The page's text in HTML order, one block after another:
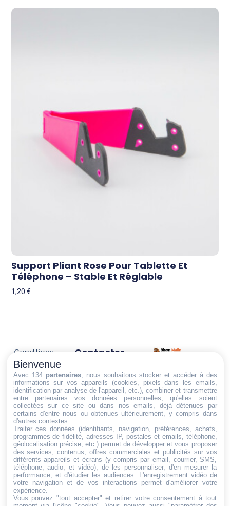
Support Pliant Rose Pour Tablette Et
Téléphone – Stable Et Réglable
1,20€
Trouvez ce qu'il vous faut,
au bon endroit
Conditions
générales
de vente
Politique de
cookies
Politique de
confidentialité
Mentions
légales
Conditions de
retour et de
remboursement
Droit de
Contactez-
Email:
dt@sasbms.fr
Bienvenue
Avec 134 partenaires, nous souhaitons stocker et accéder à des
informations sur vos appareils (cookies, pixels dans les emails,
identification par analyse de l'appareil, etc.), combiner et transmettre
entre partenaires vos données personnelles, qu'elles soient
collectées sur ce site ou dans nos emails, déjà détenues par
certains d'entre nous ou obtenues ultérieurement, y compris dans
d'autres contextes.
Traiter ces données (identifiants, navigation, préférences, achats,
programmes de fidélité, adresses IP, postales et emails, téléphone,
géolocalisation précise, etc.) permet de développer et vous proposer
des services, contenus, offres commerciales et publicités sur vos
différents appareils et écrans (y compris par email, courrier, SMS,
téléphone, audio, et vidéo), de les personnaliser, d'en mesurer la
performance, et d'étudier les audiences. L'enregistrement vidéo de
votre navigation et de vos interactions permet d'améliorer votre
expérience.
Vous pouvez "tout accepter" et retirer votre consentement à tout